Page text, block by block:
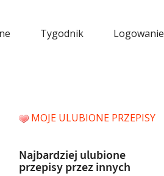
Tygodnik Logowanie
MOJE ULUBIONE PRZEPISY
Najbardziej ulubione
przepisy przez innych